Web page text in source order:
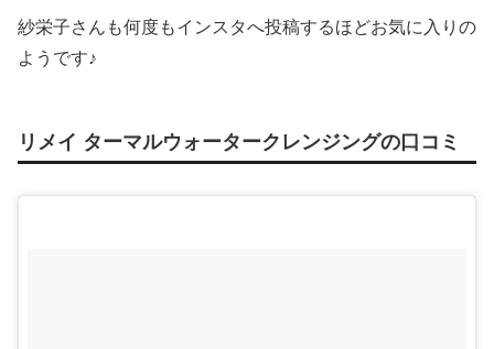
紗栄子さんも何度もインスタへ投稿するほどお気に入りの
ようです♪
リメイ ターマルウォータークレンジングの口コミ